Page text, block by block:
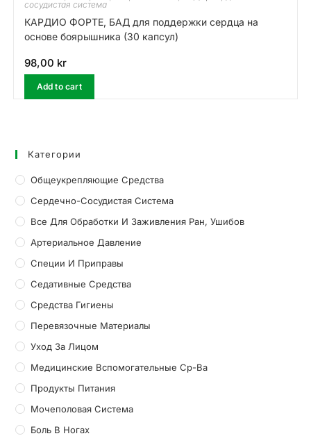
сосудистая система
КАРДИО ФОРТЕ, БАД для поддержки сердца на
основе боярышника (30 капсул)
98,00 kr
Add to cart
Категории
Общеукрепляющие Средства
Сердечно-Сосудистая Система
Все Для Обработки И Заживления Ран, Ушибов
Артериальное Давление
Специи И Приправы
Седативные Средства
Средства Гигиены
Перевязочные Материалы
Уход За Лицом
Медицинские Вспомогательные Ср-Ва
Продукты Питания
Мочеполовая Система
Боль В Ногах